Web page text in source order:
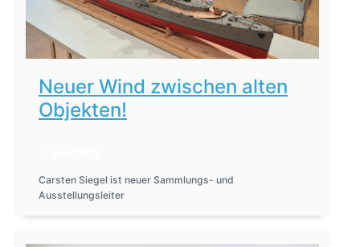
Neuer Wind zwischen alten
Objekten!
Carsten Siegel ist neuer Sammlungs- und
Ausstellungsleiter